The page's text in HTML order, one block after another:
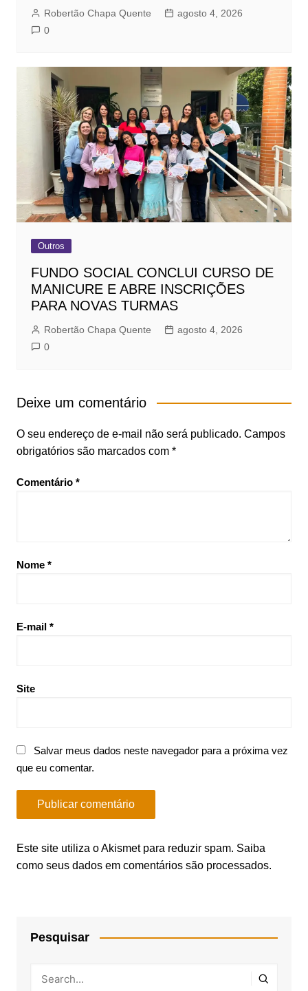
Robertão Chapa Quente
agosto 4, 2026
0
Outros
FUNDO SOCIAL CONCLUI CURSO DE
MANICURE E ABRE INSCRIÇÕES
PARA NOVAS TURMAS
Robertão Chapa Quente
agosto 4, 2026
0
Deixe um comentário
O seu endereço de e-mail não será publicado. Campos
obrigatórios são marcados com *
Comentário *
Nome *
E-mail *
Site
Salvar meus dados neste navegador para a próxima vez
que eu comentar.
Este site utiliza o Akismet para reduzir spam. Saiba
como seus dados em comentários são processados.
Pesquisar